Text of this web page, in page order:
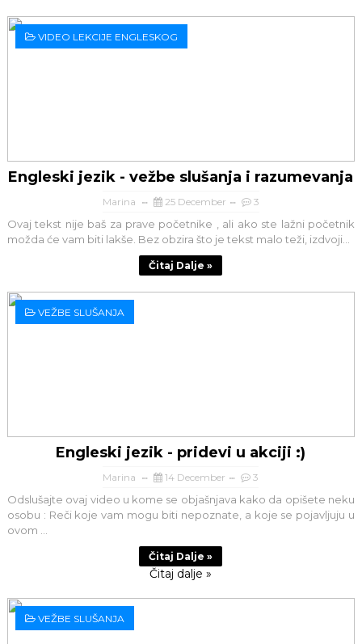
VIDEO LEKCIJE ENGLESKOG
Engleski jezik - vežbe slušanja i razumevanja
Marina 25 December 3
Ovaj tekst nije baš za prave početnike , ali ako ste lažni početnik
možda će vam biti lakše. Bez obzira što je tekst malo teži, izdvoji...
Čitaj Dalje »
VEŽBE SLUŠANJA
Engleski jezik - pridevi u akciji :)
Marina 14 December 3
Odslušajte ovaj video u kome se objašnjava kako da opišete neku
osobu : Reči koje vam mogu biti nepoznate, a koje se pojavljuju u
ovom ...
Čitaj Dalje »
Čitaj dalje »
VEŽBE SLUŠANJA